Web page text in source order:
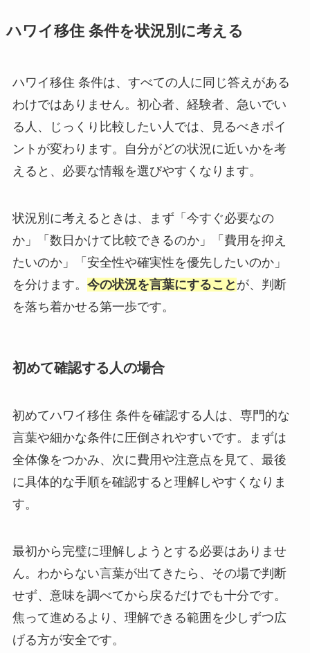
ハワイ移住 条件を状況別に考える
ハワイ移住 条件は、すべての人に同じ答えがある
わけではありません。初心者、経験者、急いでい
る人、じっくり比較したい人では、見るべきポイ
ントが変わります。自分がどの状況に近いかを考
えると、必要な情報を選びやすくなります。
状況別に考えるときは、まず「今すぐ必要なの
か」「数日かけて比較できるのか」「費用を抑え
たいのか」「安全性や確実性を優先したいのか」
を分けます。 今の状況を言葉にすること が、判断
を落ち着かせる第一歩です。
初めて確認する人の場合
初めてハワイ移住 条件を確認する人は、専門的な
言葉や細かな条件に圧倒されやすいです。まずは
全体像をつかみ、次に費用や注意点を見て、最後
に具体的な手順を確認すると理解しやすくなりま
す。
最初から完璧に理解しようとする必要はありませ
ん。わからない言葉が出てきたら、その場で判断
せず、意味を調べてから戻るだけでも十分です。
焦って進めるより、理解できる範囲を少しずつ広
げる方が安全です。